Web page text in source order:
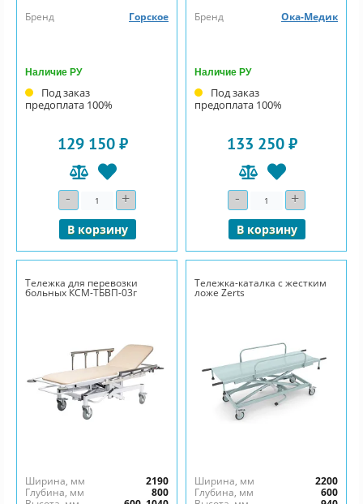
Бренд
Горское
Наличие РУ
Под заказ
предоплата 100%
129 150 ₽
- Количество+
В корзину
Бренд
Ока-Медик
Наличие РУ
Под заказ
предоплата 100%
133 250 ₽
- Количество+
В корзину
Тележка для перевозки
больных КСМ-ТБВП-03г
Ширина, мм
2190
Глубина, мм
800
Тележка-каталка с жестким
ложе Zerts
Ширина, мм
2200
Глубина, мм
600